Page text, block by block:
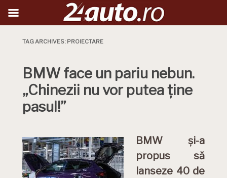
TAG ARCHIVES: PROIECTARE
BMW face un pariu nebun.
„Chinezii nu vor putea ține
pasul!”
BMW și-a
propus să
lanseze 40 de